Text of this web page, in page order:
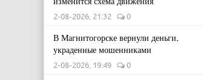
2-08-2026, 21:32 0
В Магнитогорске вернули деньги,
украденные мошенниками
2-08-2026, 19:49 0